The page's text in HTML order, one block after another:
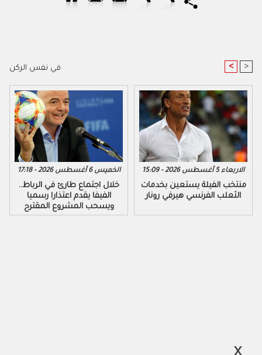
في نفس الركن < >
الخميس 6 أغسطس 2026 - 17:18
خلال اجتماع طارئ في الرباط..
الفيفا يقدم اعتذارا رسميا
ويسحب المشروع المقترح
الاربعاء 5 أغسطس 2026 - 15:09
منتخب الفيلة يستعين بخدمات
الثعلب الفرنسي هيرفي رونار